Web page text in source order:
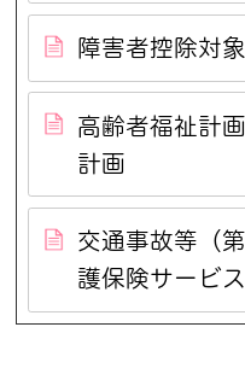
障害者控除対
高齢者福祉計
計画
交通事故等（
護保険サービ